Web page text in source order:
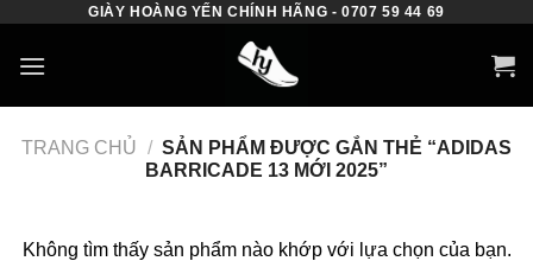
content
GIÀY HOÀNG YẾN CHÍNH HÃNG - 0707 59 44 69
TRANG CHỦ / SẢN PHẨM ĐƯỢC GẮN THẺ “ADIDAS
BARRICADE 13 MỚI 2025”
Không tìm thấy sản phẩm nào khớp với lựa chọn của bạn.